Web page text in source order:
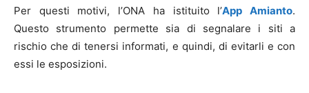
Per questi motivi, l’ONA ha istituito l’App Amianto.
Questo strumento permette sia di segnalare i siti a
rischio che di tenersi informati, e quindi, di evitarli e con
essi le esposizioni.